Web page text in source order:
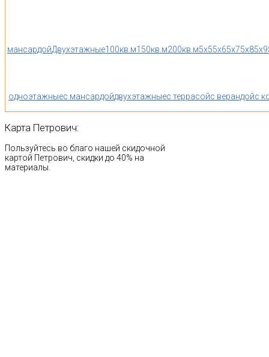
мансардойДвухэтажные100кв.м150кв.м200кв.м5x55x65x75x85x9
одноэтажныес мансардойдвухэтажныес террасойс верандойс
Карта Петрович:
Пользуйтесь во благо нашей скидочной
картой Петрович, скидки до 40% на
материалы.